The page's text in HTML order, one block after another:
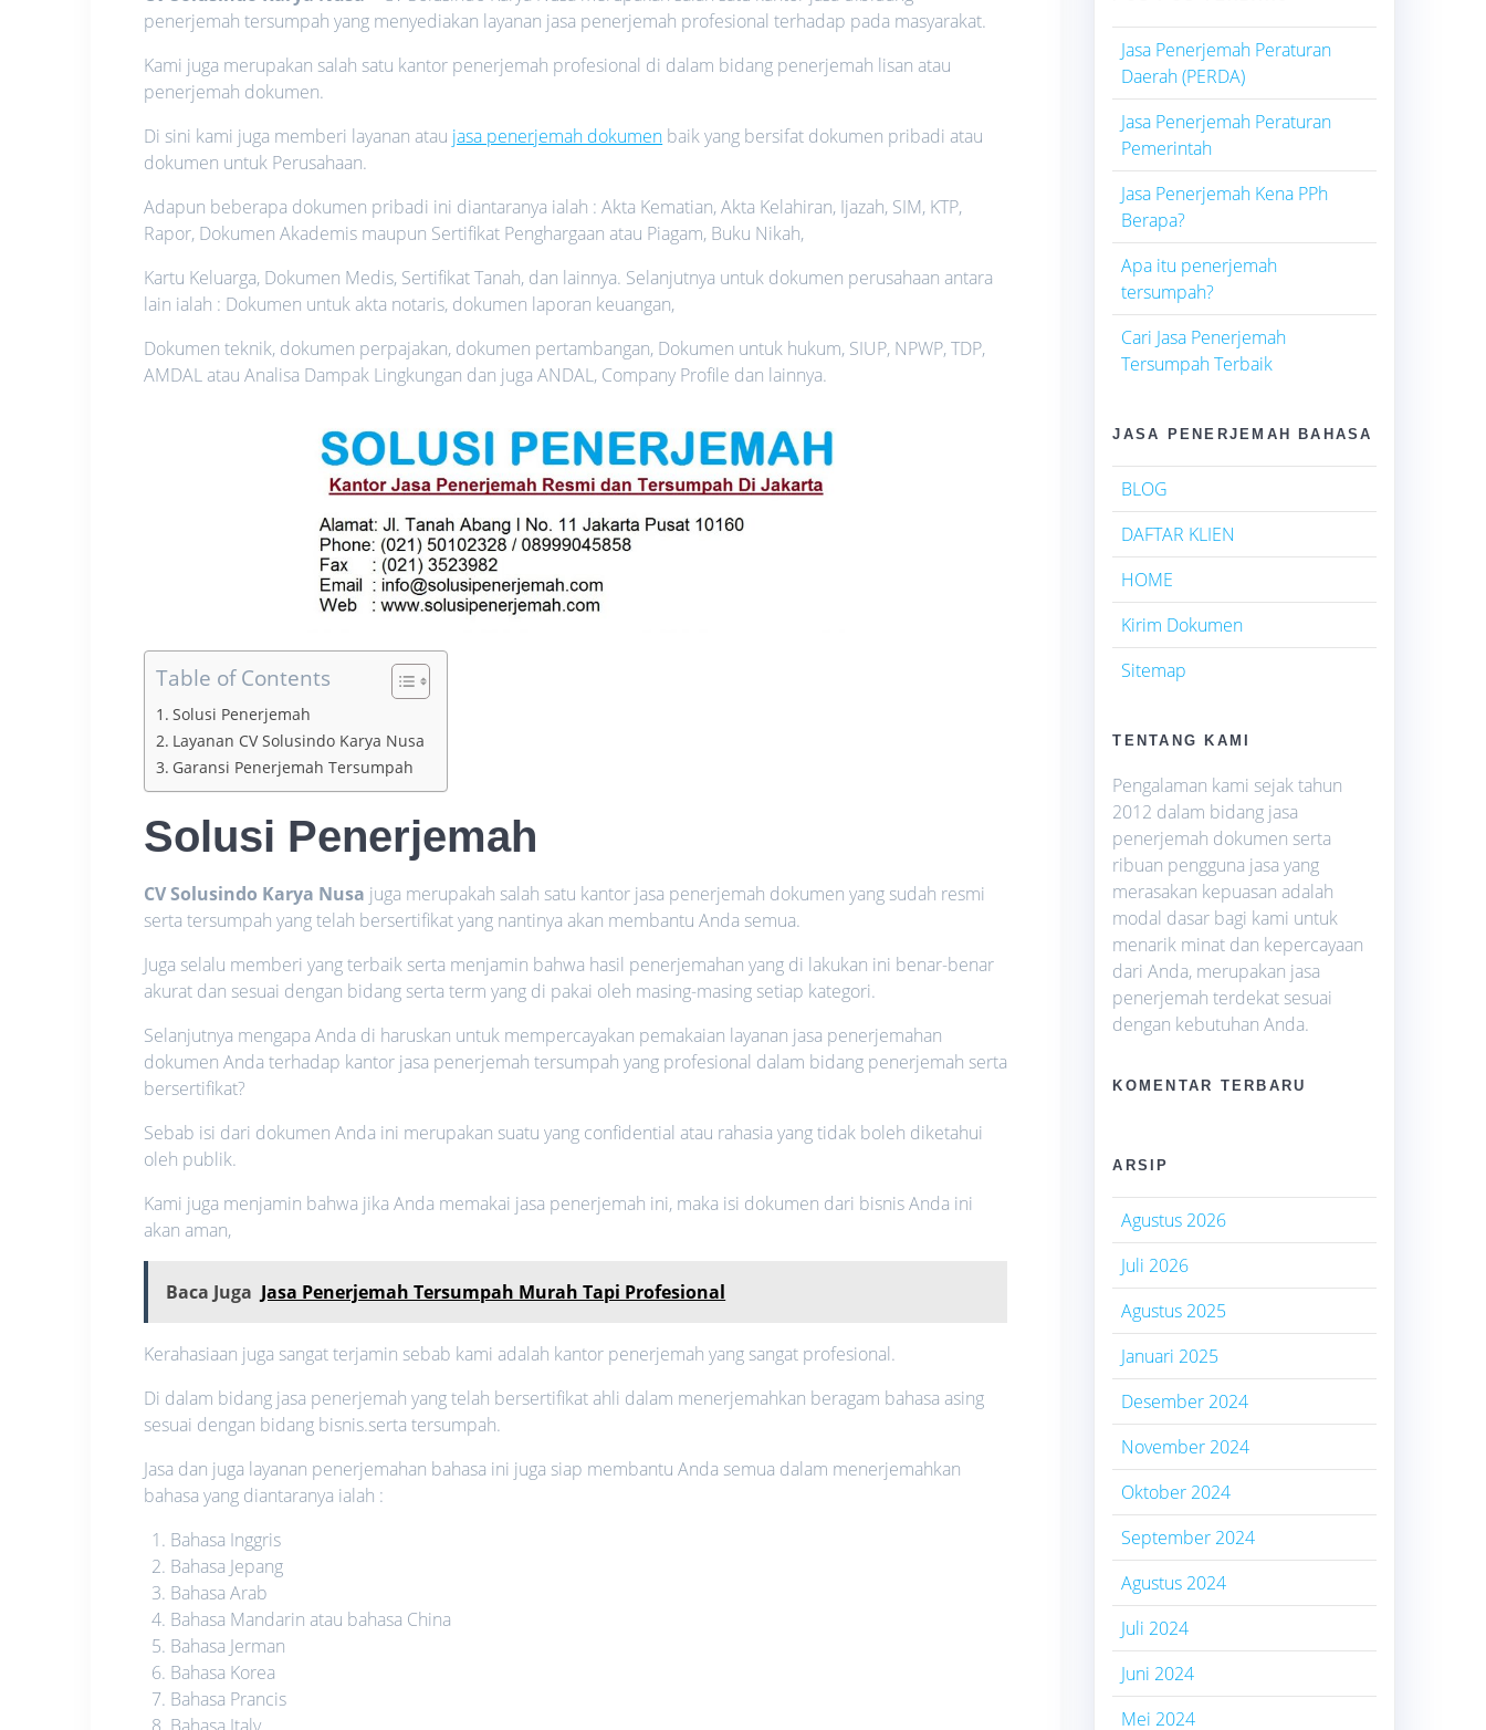
penerjemah tersumpah yang menyediakan layanan jasa penerjemah profesional terhadap pada masyarakat.
Kami juga merupakan salah satu kantor penerjemah profesional di dalam bidang penerjemah lisan atau
penerjemah dokumen.
Di sini kami juga memberi layanan atau jasa penerjemah dokumen baik yang bersifat dokumen pribadi atau
dokumen untuk Perusahaan.
Adapun beberapa dokumen pribadi ini diantaranya ialah : Akta Kematian, Akta Kelahiran, Ijazah, SIM, KTP,
Rapor, Dokumen Akademis maupun Sertifikat Penghargaan atau Piagam, Buku Nikah,
Kartu Keluarga, Dokumen Medis, Sertifikat Tanah, dan lainnya. Selanjutnya untuk dokumen perusahaan antara
lain ialah : Dokumen untuk akta notaris, dokumen laporan keuangan,
Dokumen teknik, dokumen perpajakan, dokumen pertambangan, Dokumen untuk hukum, SIUP, NPWP, TDP,
AMDAL atau Analisa Dampak Lingkungan dan juga ANDAL, Company Profile dan lainnya.
Table of Contents
Solusi Penerjemah
Layanan CV Solusindo Karya Nusa
Garansi Penerjemah Tersumpah
Solusi Penerjemah
CV Solusindo Karya Nusa juga merupakah salah satu kantor jasa penerjemah dokumen yang sudah resmi
serta tersumpah yang telah bersertifikat yang nantinya akan membantu Anda semua.
Juga selalu memberi yang terbaik serta menjamin bahwa hasil penerjemahan yang di lakukan ini benar-benar
akurat dan sesuai dengan bidang serta term yang di pakai oleh masing-masing setiap kategori.
Selanjutnya mengapa Anda di haruskan untuk mempercayakan pemakaian layanan jasa penerjemahan
dokumen Anda terhadap kantor jasa penerjemah tersumpah yang profesional dalam bidang penerjemah serta
bersertifikat?
Sebab isi dari dokumen Anda ini merupakan suatu yang confidential atau rahasia yang tidak boleh diketahui
oleh publik.
Kami juga menjamin bahwa jika Anda memakai jasa penerjemah ini, maka isi dokumen dari bisnis Anda ini
akan aman,
Baca Juga Jasa Penerjemah Tersumpah Murah Tapi Profesional
Kerahasiaan juga sangat terjamin sebab kami adalah kantor penerjemah yang sangat profesional.
Di dalam bidang jasa penerjemah yang telah bersertifikat ahli dalam menerjemahkan beragam bahasa asing
sesuai dengan bidang bisnis.serta tersumpah.
Jasa dan juga layanan penerjemahan bahasa ini juga siap membantu Anda semua dalam menerjemahkan
bahasa yang diantaranya ialah :
Bahasa Inggris
Bahasa Jepang
Bahasa Arab
Bahasa Mandarin atau bahasa China
Bahasa Jerman
Bahasa Korea
Bahasa Prancis
Jasa Penerjemah Peraturan
Daerah (PERDA)
Jasa Penerjemah Peraturan
Pemerintah
Jasa Penerjemah Kena PPh
Berapa?
Apa itu penerjemah
tersumpah?
Cari Jasa Penerjemah
Tersumpah Terbaik
JASA PENERJEMAH BAHASA
BLOG
DAFTAR KLIEN
HOME
Kirim Dokumen
Sitemap
TENTANG KAMI
Pengalaman kami sejak tahun
2012 dalam bidang jasa
penerjemah dokumen serta
ribuan pengguna jasa yang
merasakan kepuasan adalah
modal dasar bagi kami untuk
menarik minat dan kepercayaan
dari Anda, merupakan jasa
penerjemah terdekat sesuai
dengan kebutuhan Anda.
KOMENTAR TERBARU
ARSIP
Agustus 2026
Juli 2026
Agustus 2025
Januari 2025
Desember 2024
November 2024
Oktober 2024
September 2024
Agustus 2024
Juli 2024
Juni 2024
Mei 2024